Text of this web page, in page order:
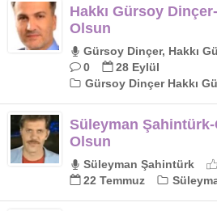
Hakkı Gürsoy
Olsun
Gürsoy Dinçer, Hakkı
0
28 Eylül
Gürsoy Dinçer Hakkı
Süleyman Şahintürk-
Olsun
Süleyman Şahintürk
22 Temmuz